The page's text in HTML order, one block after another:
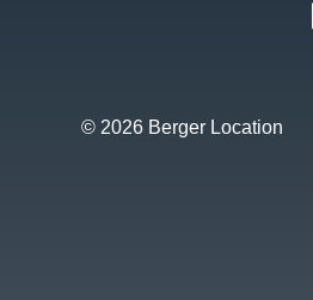
© 2026 Berger Location